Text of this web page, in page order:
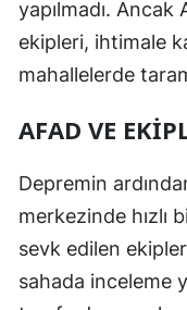
yapılmadı. Ancak
ekipleri, ihtimale
mahallelerde
AFAD VE
Depremin
merkezinde hızlı
sevk edilen
sahada inceleme